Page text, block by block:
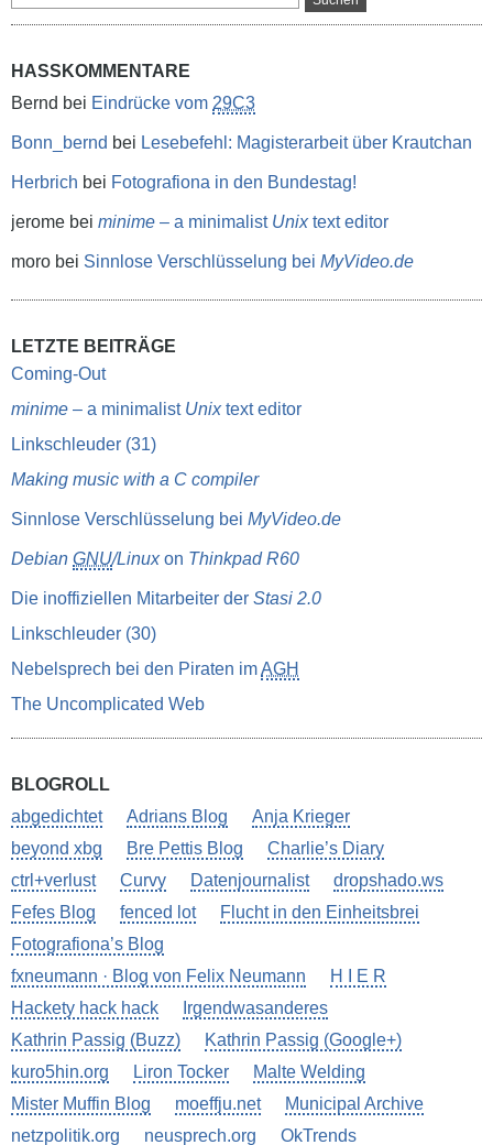
HASSKOMMENTARE
Bernd bei Eindrücke vom 29C3
Bonn_bernd bei Lesebefehl: Magisterarbeit über Krautchan
Herbrich bei Fotografiona in den Bundestag!
jerome bei minime – a minimalist Unixtext editor
moro bei Sinnlose Verschlüsselung bei MyVideo.de
LETZTE BEITRÄGE
Coming-Out
minime – a minimalist Unixtext editor
Linkschleuder (31)
Making music with a C compiler
Sinnlose Verschlüsselung bei MyVideo.de
Debian GNU/Linuxon Thinkpad R60
Die inoffiziellen Mitarbeiter der Stasi 2.0
Linkschleuder (30)
Nebelsprech bei den Piraten imAGH
The Uncomplicated Web
BLOGROLL
abgedichtet
Adrians Blog
Anja Krieger
beyond xbg
Bre Pettis Blog
Charlie’s Diary
ctrl+verlust
Curvy Datenjournalist
dropshado.ws
Fefes Blog
fenced lot
Flucht in den Einheitsbrei
Fotografiona’s Blog
fxneumann · Blog von Felix Neumann
H I E R
Hackety hack hack
Irgendwasanderes
Kathrin Passig (Buzz)
Kathrin Passig (Google+)
kuro5hin.org
Liron Tocker
Malte Welding
Mister Muffin Blog
moeffju.net
Municipal Archive
netzpolitik.org
neusprech.org OkTrends